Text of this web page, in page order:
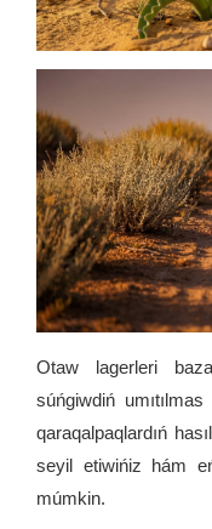
Otaw lagerleri
súńgiwdiń
qaraqalpaqlardıń
seyil etiwińiz hám
múmkin.